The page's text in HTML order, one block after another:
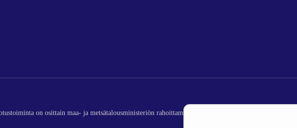
on osittain maa- ja metsätalousministeriön rahoittamaa (kalatalouden edistäminen).